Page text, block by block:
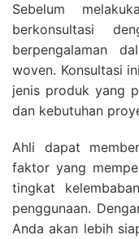
Sebelum
berkonsultasi
berpengalaman
woven. Konsultasi
jenis produk yang
dan kebutuhan
Ahli dapat
faktor yang
tingkat
penggunaan.
Anda akan lebih